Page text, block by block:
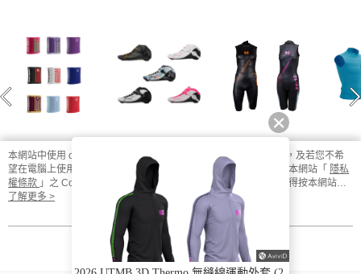
UNIQ 手腕帶 (1雙2
入 9色可選)
$360
BNT 195mm 競速
直排輪鞋 Inline
Skate Boots
$18000
【Blueseventy】
GLIDE 背心浮力衣
PT4
本網站中使用 cookie，欲查詢有關本網站使用 cookie 方式之詳情，及若您不希
望在電腦上使用 cookie 時應如何變更電腦的 cookie 設定，請參閱本網站「 隱私
權條款 」之 Cookie 聲明。您繼續使用本網站即表示您同意本公司得按本網站使
用條款之 Cookie 聲明使用 cookie。
了解更多 >
我知道了